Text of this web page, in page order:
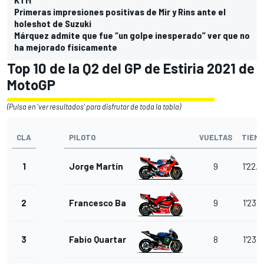
Primeras impresiones positivas de Mir y Rins ante el
holeshot de Suzuki
Márquez admite que fue “un golpe inesperado” ver que no
ha mejorado físicamente
Top 10 de la Q2 del GP de Estiria 2021 de
MotoGP
(Pulsa en 'ver resultados' para disfrutar de toda la tabla)
CLA PILOTO VUELTAS
1 Jorge Martín 9
2 Francesco Bagnaia 9
3 Fabio Quartararo 8